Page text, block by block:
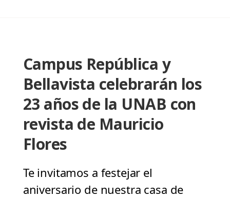
Campus República y
Bellavista celebrarán los
23 años de la UNAB con
revista de Mauricio
Flores
Te invitamos a festejar el
aniversario de nuestra casa de